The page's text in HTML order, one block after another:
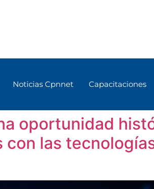
Noticias Cpnnet Capacitaciones
oportunidad
las